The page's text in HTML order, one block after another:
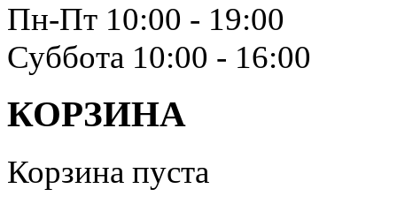
Пн-Пт 10:00 - 19:00
Суббота 10:00 - 16:00
КОРЗИНА
Корзина пуста